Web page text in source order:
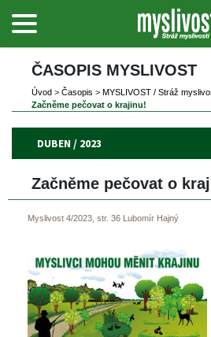
ČASOPIS MYSLIVOST
Úvod > Časopi > MYSLIVOST / Stráž
Začněme pečovat o krajinu!
DUBEN / 2023
Začněme pečovat o
Myslivost 4/2023, str. 36 Lubomír Hajný